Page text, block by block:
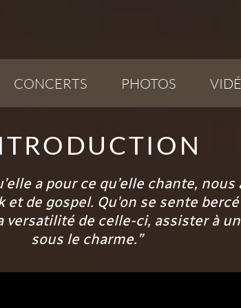
CONCERTS PHOTOS
a pour ce qu’elle chante,
de gospel. Qu’on se sente
versatilité de celle-ci, assister à
sous le charme.”